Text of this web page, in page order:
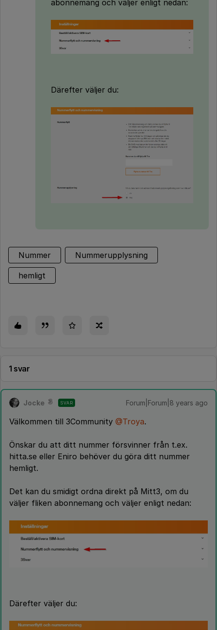
abonnemang och väljer enligt nedan:
Därefter väljer du:
Nummer Nummerupplysning
hemligt
1 svar
Jocke SVAR Forum|Forum|8 years ago
Välkommen till 3Community @Troya.
Önskar du att ditt nummer försvinner från t.ex.
hitta.se eller Eniro behöver du göra ditt nummer
hemligt.
Det kan du smidigt ordna direkt på Mitt3, om du
väljer fliken abonnemang och väljer enligt nedan:
Därefter väljer du: